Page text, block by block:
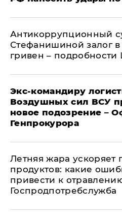
Антикоррупционный
Стефанишиной залог
гривен –
Экс-командиру
Воздушных сил ВСУ
новое подозрение –
Генпрокурора
Летняя жара ускоряет
продуктов: какие
привести к
Госпродпотребслужба